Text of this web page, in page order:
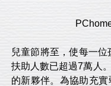
兒童節將至，使每一
扶助人數已超過7萬人
的新夥伴。為協助充